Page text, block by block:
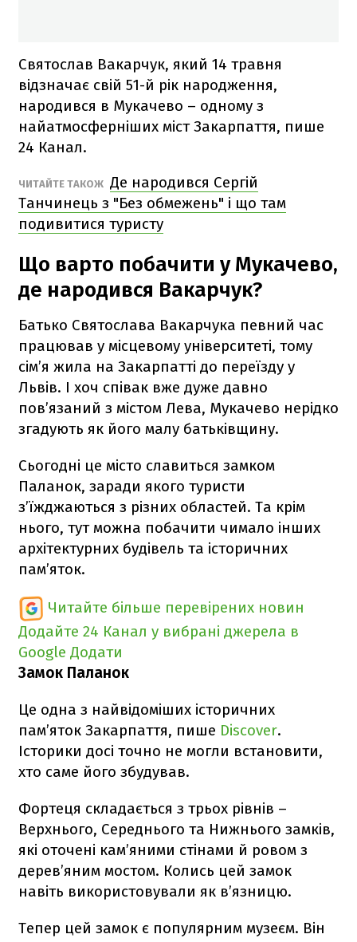
Святослав Вакарчук, який 14 травня
відзначає свій 51-й рік народження,
народився в Мукачево – одному з
найатмосферніших міст Закарпаття, пише
24 Канал.
ЧИТАЙТЕ ТАКОЖ Де народився Сергій
Танчинець з "Без обмежень" і що там
подивитися туристу
Що варто побачити у Мукачево,
де народився Вакарчук?
Батько Святослава Вакарчука певний час
працював у місцевому університеті, тому
сім’я жила на Закарпатті до переїзду у
Львів. І хоч співак вже дуже давно
пов’язаний з містом Лева, Мукачево нерідко
згадують як його малу батьківщину.
Сьогодні це місто славиться замком
Паланок, заради якого туристи
з’їжджаються з різних областей. Та крім
нього, тут можна побачити чимало інших
архітектурних будівель та історичних
пам’яток.
Читайте більше перевірених новин
Додайте 24 Канал у вибрані джерела в
Google Додати
Замок Паланок
Це одна з найвідоміших історичних
пам’яток Закарпаття, пише Discover.
Історики досі точно не могли встановити,
хто саме його збудував.
Фортеця складається з трьох рівнів –
Верхнього, Середнього та Нижнього замків,
які оточені кам’яними стінами й ровом з
дерев’яним мостом. Колись цей замок
навіть використовували як в’язницю.
Тепер цей замок є популярним музеєм. Він